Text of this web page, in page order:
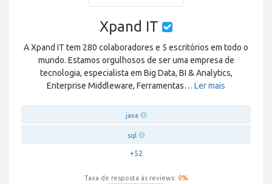
Xpand IT
A Xpand IT tem 280 colaboradores e 5 escritórios em todo o
mundo. Estamos orgulhosos de ser uma empresa de
tecnologia, especialista em Big Data, BI & Analytics,
Enterprise Middleware, Ferramentas… Ler mais
java
sql
+52
Taxa de resposta às reviews: 0%